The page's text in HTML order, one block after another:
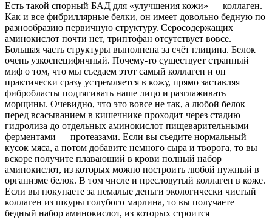
Есть такой спорный БАД для «улучшения кожи» — коллаген.
Как и все фибриллярные белки, он имеет довольно бедную по
разнообразию первичную структуру. Серосодержащих
аминокислот почти нет, триптофан отсутствует вовсе.
Большая часть структуры выполнена за счёт глицина. Белок
очень узкоспецифичный. Почему-то существует странный
миф о том, что мы съедаем этот самый коллаген и он
практически сразу устремляется в кожу, прямо заставляя
фибробласты подтягивать наше лицо и разглаживать
морщины. Очевидно, что это вовсе не так, а любой белок
перед всасыванием в кишечнике проходит через стадию
гидролиза до отдельных аминокислот пищеварительными
ферментами — протеазами. Если вы съедите нормальный
кусок мяса, а потом добавите немного сыра и творога, то вы
вскоре получите плавающий в крови полный набор
аминокислот, из которых можно построить любой нужный в
организме белок. В том числе и пресловутый коллаген в коже.
Если вы покупаете за немалые деньги экологически чистый
коллаген из шкуры голубого марлина, то вы получаете
бедный набор аминокислот, из которых строится